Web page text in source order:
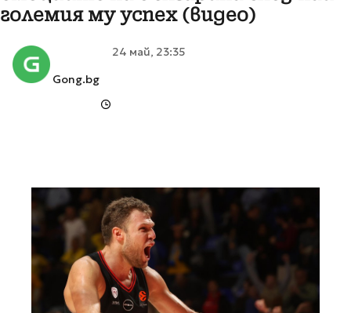
големия му успех (видео)
Gong.bg
24 май, 23:35